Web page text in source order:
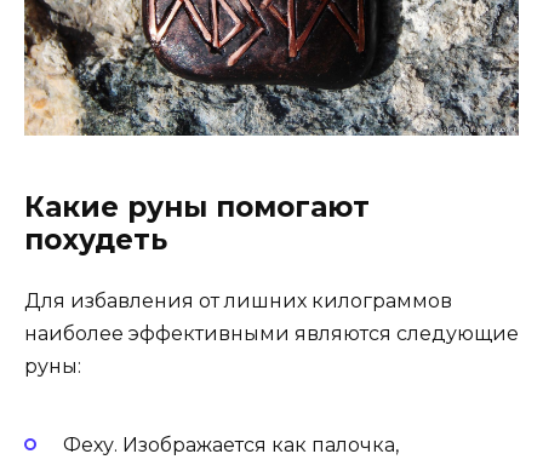
Какие руны помогают
похудеть
Для избавления от лишних килограммов
наиболее эффективными являются следующие
руны:
Феху. Изображается как палочка,